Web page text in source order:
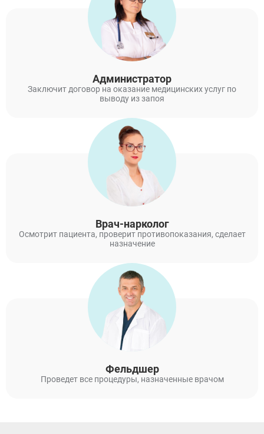
Администратор
Заключит договор на оказание медицинских услуг по
выводу из запоя
Врач-нарколог
Осмотрит пациента, проверит противопоказания, сделает
назначение
Фельдшер
Проведет все процедуры, назначенные врачом